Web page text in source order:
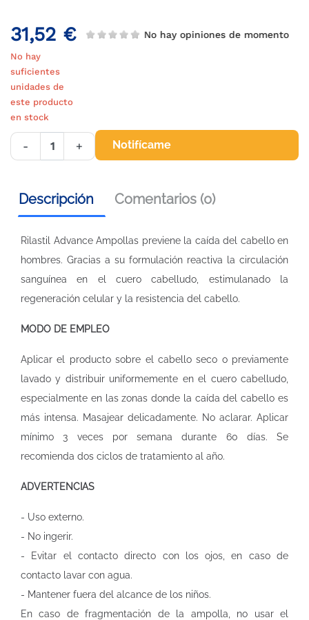
31,52 € No hay opiniones de momento
No hay
suficientes
unidades de
este producto
en stock
- + Notifícame
Descripción Comentarios (0)
Rilastil Advance Ampollas previene la caída del cabello en
hombres. Gracias a su formulación reactiva la circulación
sanguínea en el cuero cabelludo, estimulanado la
regeneración celular y la resistencia del cabello.
MODO DE EMPLEO
Aplicar el producto sobre el cabello seco o previamente
lavado y distribuir uniformemente en el cuero cabelludo,
especialmente en las zonas donde la caída del cabello es
más intensa. Masajear delicadamente. No aclarar. Aplicar
mínimo 3 veces por semana durante 60 días. Se
recomienda dos ciclos de tratamiento al año.
ADVERTENCIAS
- Uso externo.
- No ingerir.
- Evitar el contacto directo con los ojos, en caso de
contacto lavar con agua.
- Mantener fuera del alcance de los niños.
En caso de fragmentación de la ampolla, no usar el